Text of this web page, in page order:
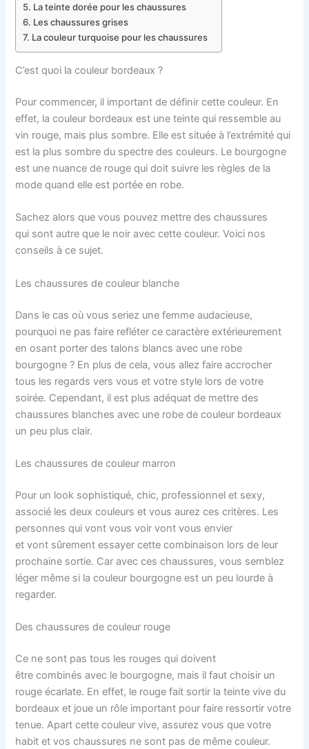
La teinte dorée pour les chaussures
Les chaussures grises
La couleur turquoise pour les chaussures
C’est quoi la couleur bordeaux ?
Pour commencer, il important de définir cette couleur. En
effet, la couleur bordeaux est une teinte qui ressemble au
vin rouge, mais plus sombre. Elle est située à l’extrémité qui
est la plus sombre du spectre des couleurs. Le bourgogne
est une nuance de rouge qui doit suivre les règles de la
mode quand elle est portée en robe.
Sachez alors que vous pouvez mettre des chaussures
qui sont autre que le noir avec cette couleur. Voici nos
conseils à ce sujet.
Les chaussures de couleur blanche
Dans le cas où vous seriez une femme audacieuse,
pourquoi ne pas faire refléter ce caractère extérieurement
en osant porter des talons blancs avec une robe
bourgogne ? En plus de cela, vous allez faire accrocher
tous les regards vers vous et votre style lors de votre
soirée. Cependant, il est plus adéquat de mettre des
chaussures blanches avec une robe de couleur bordeaux
un peu plus clair.
Les chaussures de couleur marron
Pour un look sophistiqué, chic, professionnel et sexy,
associé les deux couleurs et vous aurez ces critères. Les
personnes qui vont vous voir vont vous envier
et vont sûrement essayer cette combinaison lors de leur
prochaine sortie. Car avec ces chaussures, vous semblez
léger même si la couleur bourgogne est un peu lourde à
regarder.
Des chaussures de couleur rouge
Ce ne sont pas tous les rouges qui doivent
être combinés avec le bourgogne, mais il faut choisir un
rouge écarlate. En effet, le rouge fait sortir la teinte vive du
bordeaux et joue un rôle important pour faire ressortir votre
tenue. Apart cette couleur vive, assurez vous que votre
habit et vos chaussures ne sont pas de même couleur.